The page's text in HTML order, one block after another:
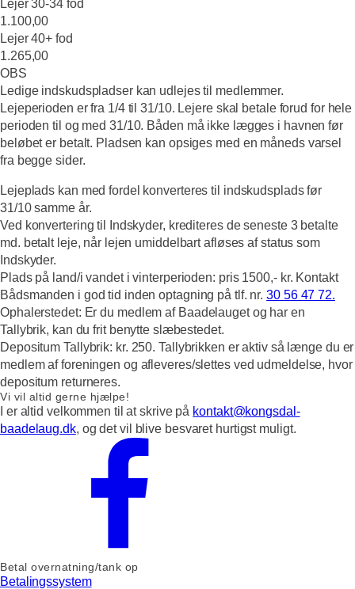
Lejer 30-34 fod
1.100,00
Lejer 40+ fod
1.265,00
OBS
Ledige indskudspladser kan udlejes til medlemmer.
Lejeperioden er fra 1/4 til 31/10. Lejere skal betale forud for hele
perioden til og med 31/10. Båden må ikke lægges i havnen før
beløbet er betalt. Pladsen kan opsiges med en måneds varsel
fra begge sider.
Lejeplads kan med fordel konverteres til indskudsplads før
31/10 samme år.
Ved konvertering til Indskyder, krediteres de seneste 3 betalte
md. betalt leje, når lejen umiddelbart afløses af status som
Indskyder.
Plads på land/i vandet i vinterperioden: pris 1500,- kr. Kontakt
Bådsmanden i god tid inden optagning på tlf. nr.30 56 47 72.
Ophalerstedet: Er du medlem af Baadelauget og har en
Tallybrik, kan du frit benytte slæbestedet.
Depositum Tallybrik: kr. 250. Tallybrikken er aktiv så længe du er
medlem af foreningen og afleveres/slettes ved udmeldelse, hvor
depositum returneres.
Vi vil altid gerne hjælpe!
I er altid velkommen til at skrive på kontakt@kongsdal-
baadelaug.dk, og det vil blive besvaret hurtigst muligt.
Betal overnatning/tank op
Betalingssystem